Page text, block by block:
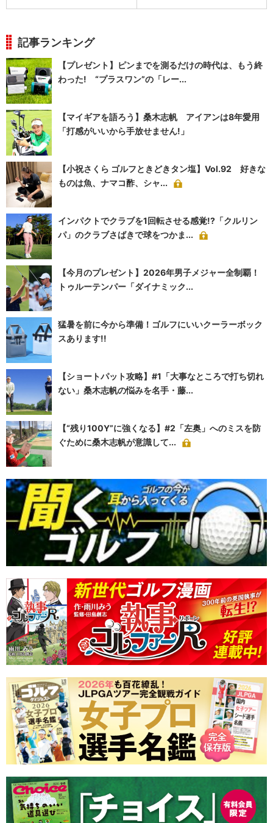
記事ランキング
【プレゼント】ピンまでを測るだけの時代は、もう終
わった! “プラスワン”の「レー...
【マイギアを語ろう】桑木志帆 アイアンは8年愛用
「打感がいいから手放せません!」
【小祝さくら ゴルフときどきタン塩】Vol.92 好きな
ものは魚、ナマコ酢、シャ...
インパクトでクラブを1回転させる感覚!?「クルリン
パ」のクラブさばきで球をつかま...
【今月のプレゼント】2026年男子メジャー全制覇！
トゥルーテンパー「ダイナミック...
猛暑を前に今から準備！ゴルフにいいクーラーボック
スあります!!
【ショートパット攻略】#1「大事なところで打ち切れ
ない」桑木志帆の悩みを名手・藤...
【“残り100Y”に強くなる】#2「左奥」へのミスを防
ぐために桑木志帆が意識して...